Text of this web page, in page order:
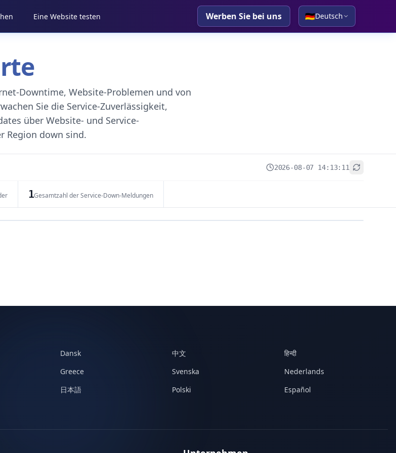
Eine Website testen Werben Sie bei uns 🇩🇪Deutsch
Downtime, Website-Problemen und von
Sie die Service-Zuverlässigkeit,
über Website- und Service-
Region down sind.
2026-08-07 14:13:11
1Gesamtzahl der Service-Down-Meldungen
Dansk 中文
हिन्दी
Greece Svenska
Nederlands
日本語 Polski
Español